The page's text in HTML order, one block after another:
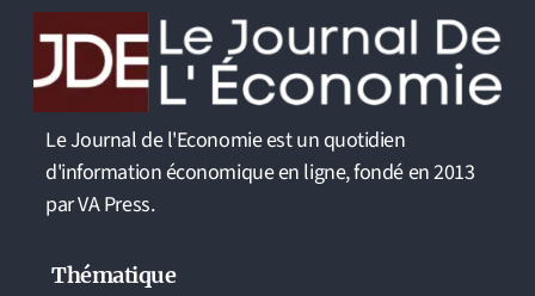
Le Journal de l'Economie est un quotidien
d'information économique en ligne, fondé en 2013
par VA Press.
Thématique